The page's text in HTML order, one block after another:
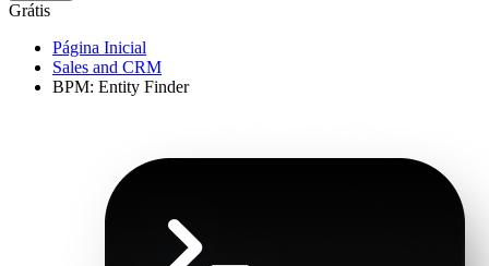
Grátis
Página Inicial
Sales and CRM
BPM: Entity Finder